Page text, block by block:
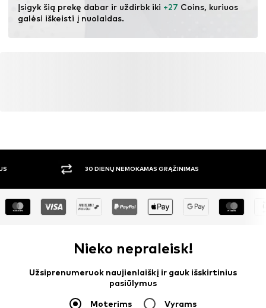
Įsigyk šią prekę dabar ir uždirbk iki +27 Coins, kuriuos
galėsi iškeisti į nuolaidas.
30 DIENŲ NEMOKAMAS GRĄŽINIMAS
Nieko nepraleisk!
Užsiprenumeruok naujienlaiškį ir gauk išskirtinius
pasiūlymus
Moterims Vyrams